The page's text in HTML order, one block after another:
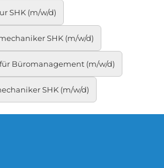
SHK (m/w/d)
SHK (m/w/d)
Büromanagement (m/w/d)
SHK (m/w/d)